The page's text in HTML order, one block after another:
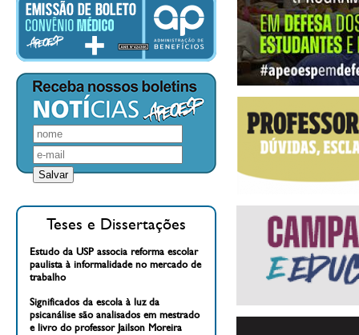
Teses e Dissertações
Estudo da USP associa reforma escolar
paulista à informalidade no mercado de
trabalho
Significados da escola à luz da
psicanálise são analisados em mestrado
e livro do professor Jailson Moreira